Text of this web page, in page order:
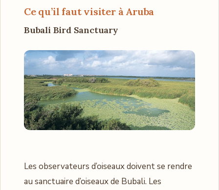
Ce qu’il faut visiter à Aruba
Bubali Bird Sanctuary
Les observateurs d’oiseaux doivent se rendre
au sanctuaire d’oiseaux de Bubali. Les